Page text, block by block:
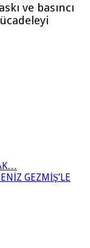
ve basıncı
GEZMİŞ’LE